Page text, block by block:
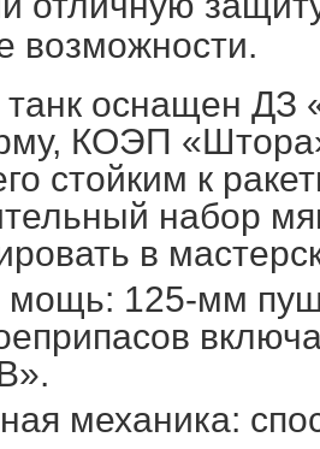
возможности.
оснащен ДЗ
КОЭП
стойким к
набор
в
мощь: 125-мм
механика: